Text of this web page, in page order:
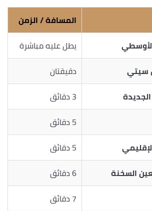
المسافة / الزمن
يطل عليه مباشرة
سيتي
دقيقتان
3 دقائق
5 دقائق
5 دقائق
السخنة
6 دقائق
7 دقائق